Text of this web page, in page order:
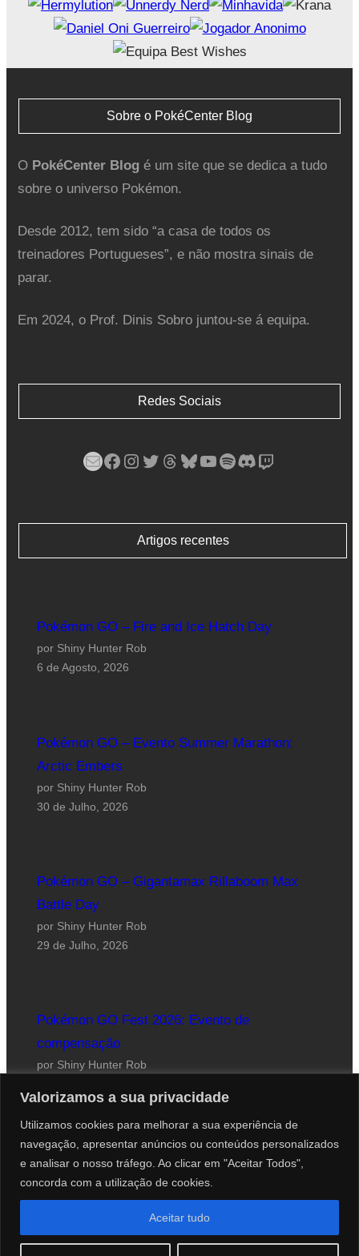
Valorizamos a sua privacidade
Utilizamos cookies para melhorar a sua experiência de
navegação, apresentar anúncios ou conteúdos personalizados
e analisar o nosso tráfego. Ao clicar em "Aceitar Todos",
concorda com a utilização de cookies.
Aceitar tudo
Sobre o PokéCenter Blog
O PokéCenter Blogé um site que se dedica a tudo
sobre o universo Pokémon.
Desde 2012, tem sido “a casa de todos os
treinadores Portugueses”, e não mostra sinais de
parar.
Em 2024, o Prof. Dinis Sobro juntou-se á equipa.
Redes Sociais
Mail Facebook Instagram Twitter Threads Bluesky YouTube Spotify Discord Twitch
Artigos recentes
Pokémon GO – Fire and Ice Hatch Day
por Shiny Hunter Rob
6 de Agosto, 2026
Pokémon GO – Evento Summer Marathon:
Arctic Embers
por Shiny Hunter Rob
30 de Julho, 2026
Pokémon GO – Gigantamax Rillaboom Max
Battle Day
por Shiny Hunter Rob
29 de Julho, 2026
Pokémon GO Fest 2026: Evento de
compensação
por Shiny Hunter Rob
Website desenhado por Roberto Coutinho
© 2012-2026 PokéCenter Blog